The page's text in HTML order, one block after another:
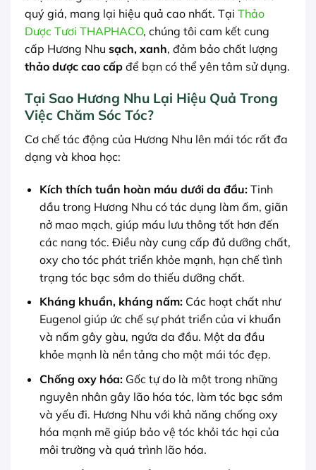
quý giá, mang lại hiệu quả cao nhất. Tại Thảo
Dược Tươi THAPHACO, chúng tôi cam kết cung
cấp Hương Nhu sạch, xanh, đảm bảo chất lượng
thảo dược cao cấp để bạn có thể yên tâm sử dụng.
Tại Sao Hương Nhu Lại Hiệu Quả Trong
Việc Chăm Sóc Tóc?
Cơ chế tác động của Hương Nhu lên mái tóc rất đa
dạng và khoa học:
Kích thích tuần hoàn máu dưới da đầu:Tinh
dầu trong Hương Nhu có tác dụng làm ấm, giãn
nở mao mạch, giúp máu lưu thông tốt hơn đến
các nang tóc. Điều này cung cấp đủ dưỡng chất,
oxy cho tóc phát triển khỏe mạnh, hạn chế tình
trạng tóc bạc sớm do thiếu dưỡng chất.
Kháng khuẩn, kháng nấm:Các hoạt chất như
Eugenol giúp ức chế sự phát triển của vi khuẩn
và nấm gây gàu, ngứa da đầu. Một da đầu
khỏe mạnh là nền tảng cho một mái tóc đẹp.
Chống oxy hóa:Gốc tự do là một trong những
nguyên nhân gây lão hóa tóc, làm tóc bạc sớm
và yếu đi. Hương Nhu với khả năng chống oxy
hóa mạnh mẽ giúp bảo vệ tóc khỏi tác hại của
môi trường và quá trình lão hóa.